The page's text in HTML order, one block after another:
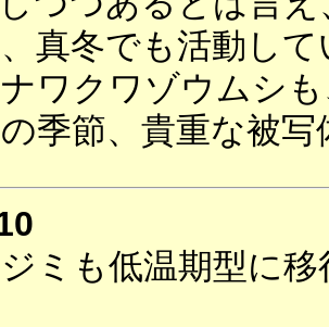
真冬でも活動し
ワクワゾウムシ
季節、貴重な被写
ミも低温期型に